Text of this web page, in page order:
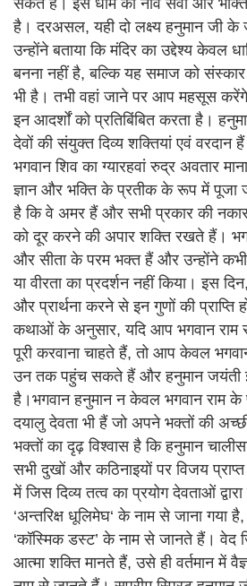
है। दरअसल, यही दो लक्ष्य हनुमान जी के
उन्होंने बताया कि मंदिर का उद्देश्य केवल
बनना नहीं है, बल्कि यह समाज को
भी है। तभी वहां जाने पर आप महसूस करेंगे
इन आदर्शों को प्रतिबिंबित करता है।
देवों की संयुक्त दिव्य शक्तियां एवं वरदान
भगवान शिव का ग्यारहवां रुद्र अवतार
ज्ञान और भक्ति के प्रतीक के रूप में पूजा
है कि वे अमर हैं और सभी प्रकार की
को दूर करने की अपार शक्ति रखते हैं।
और सीता के परम भक्त हैं और उन्होंने कभी
या वीरता का प्रदर्शन नहीं किया। इस
और प्रार्थना करने से इन गुणों की प्राप्ति
कथाओं के अनुसार, यदि आप भगवान राम
पूरी करवाना चाहते हैं, तो आप केवल
उन तक पहुंच सकते हैं और हनुमान जयंती
है।भगवान हनुमान न केवल भगवान राम
दयालु देवता भी हैं जो अपने भक्तों की
भक्तों का दृढ़ विश्वास है कि हनुमान
सभी दुखों और कठिनाइयों पर विजय प्राप्त
में जिस दिव्य तत्व का प्रयोग देवताओं
‘अन्तरिक्ष धूलिमेघ‘ के नाम से जाना गया
‘कॉस्मिक डस्ट’ के नाम से जानते हैं। वेद
आत्मा शक्ति मानते हैं, उसे ही वर्तमान में